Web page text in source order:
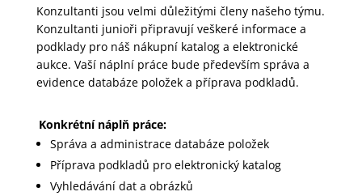
Konzultanti jsou velmi důležitými členy našeho týmu.
Konzultanti junioři připravují veškeré informace a
podklady pro náš nákupní katalog a elektronické
aukce. Vaší náplní práce bude především správa a
evidence databáze položek a příprava podkladů.
Konkrétní náplň práce:
Správa a administrace databáze položek
Příprava podkladů pro elektronický katalog
Vyhledávání dat a obrázků